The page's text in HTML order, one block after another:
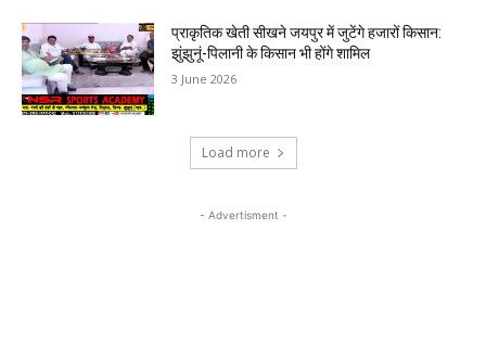
प्राकृतिक खेती सीखने जयपुर में जुटेंगे हजारों किसान:
झुंझुनूं-पिलानी के किसान भी होंगे शामिल
3 June 2026
Load more
- Advertisment -